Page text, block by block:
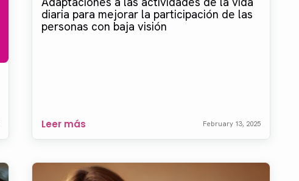
diaria para mejorar la participación de las
personas con baja visión
Leer más February 13, 2025